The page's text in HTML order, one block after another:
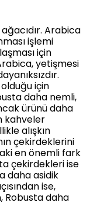
Arabica
işlemi
için
yetişmesi
için
daha nemli,
ürünü daha
kahveler
alışkın
çekirdeklerini
en önemli fark
çekirdekleri ise
daha asidik
ise,
Robusta daha